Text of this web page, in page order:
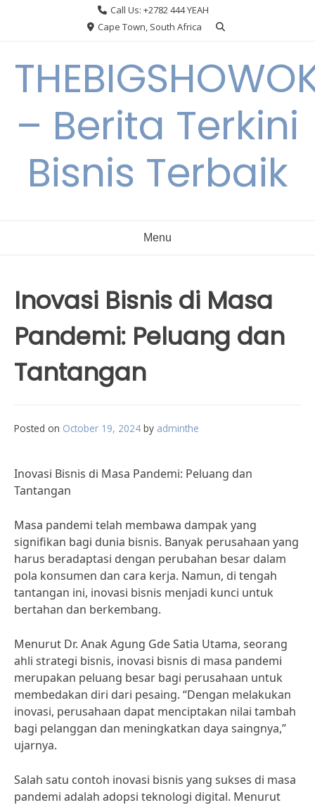
Call Us: +2782 444 YEAH
Cape Town, South Africa
– Berita Terkini
Bisnis Terbaik
Menu
Inovasi Bisnis di Masa
Pandemi: Peluang dan
Tantangan
Posted on October 19, 2024 by adminthe
Inovasi Bisnis di Masa Pandemi: Peluang dan
Tantangan
Masa pandemi telah membawa dampak yang
signifikan bagi dunia bisnis. Banyak perusahaan yang
harus beradaptasi dengan perubahan besar dalam
pola konsumen dan cara kerja. Namun, di tengah
tantangan ini, inovasi bisnis menjadi kunci untuk
bertahan dan berkembang.
Menurut Dr. Anak Agung Gde Satia Utama, seorang
ahli strategi bisnis, inovasi bisnis di masa pandemi
merupakan peluang besar bagi perusahaan untuk
membedakan diri dari pesaing. “Dengan melakukan
inovasi, perusahaan dapat menciptakan nilai tambah
bagi pelanggan dan meningkatkan daya saingnya,”
ujarnya.
Salah satu contoh inovasi bisnis yang sukses di masa
pandemi adalah adopsi teknologi digital. Menurut